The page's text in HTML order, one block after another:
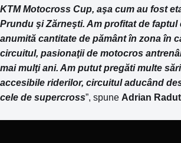
KTM Motocross Cup, aşa cum au fost
Prundu şi Zărneşti. Am profitat de faptul
anumită cantitate de pământ în zona în
circuitul, pasionaţii de motocros
mai mulţi ani. Am putut pregăti multe
accesibile riderilor, circuitul aducând
cele de supercross”, spune Adrian